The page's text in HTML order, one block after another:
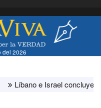
navigation
del 2026
Líbano e Israel concluyen